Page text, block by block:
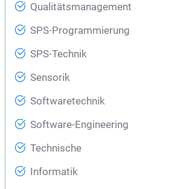
Qualitätsmanagement
SPS-Programmierung
SPS-Technik
Sensorik
Softwaretechnik
Software-Engineering
Technische
Informatik